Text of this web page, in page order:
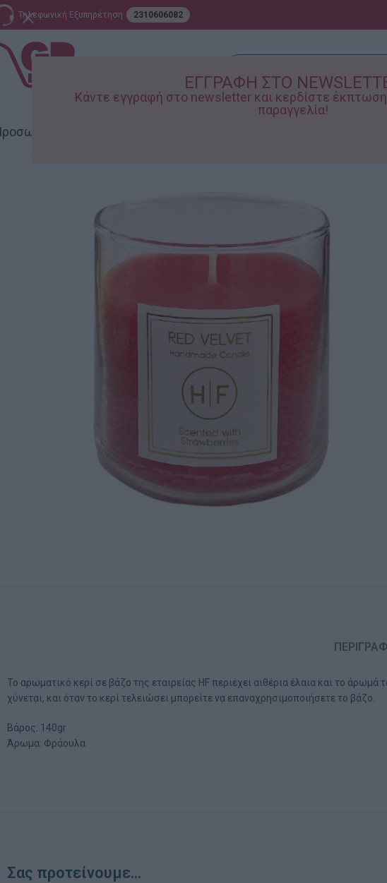
ΕΓΓΡΑΦΗ ΣΤΟ
Κάντε εγγραφή στο newsletter και κερδίστε
παραγγελία!
Τηλεφωνική Εξυπηρέτηση 2310606082
Φροντίδα
Το αρωματικό κερί σε βάζο της εταιρείας HF περιέχει αιθέρια έλαια και το
χύνεται, και όταν το κερί τελειώσει μπορείτε να επαναχρησιμοποιήσετε το βάζο.
Βάρος: 140gr
Άρωμα: Φράουλα
Σας προτείνουμε...